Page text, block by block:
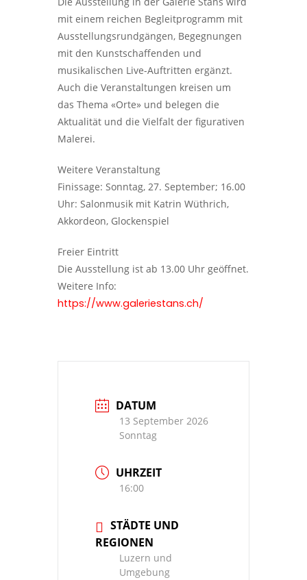
mit einem reichen Begleitprogramm mit
Ausstellungsrundgängen, Begegnungen
mit den Kunstschaffenden und
musikalischen Live-Auftritten ergänzt.
Auch die Veranstaltungen kreisen um
das Thema «Orte» und belegen die
Aktualität und die Vielfalt der figurativen
Malerei.
Weitere Veranstaltung
Finissage: Sonntag, 27. September; 16.00
Uhr: Salonmusik mit Katrin Wüthrich,
Akkordeon, Glockenspiel
Freier Eintritt
Die Ausstellung ist ab 13.00 Uhr geöffnet.
Weitere Info:
https://www.galeriestans.ch/
DATUM
13 September 2026
Sonntag
UHRZEIT
16:00
STÄDTE UND
REGIONEN
Luzern und
Umgebung